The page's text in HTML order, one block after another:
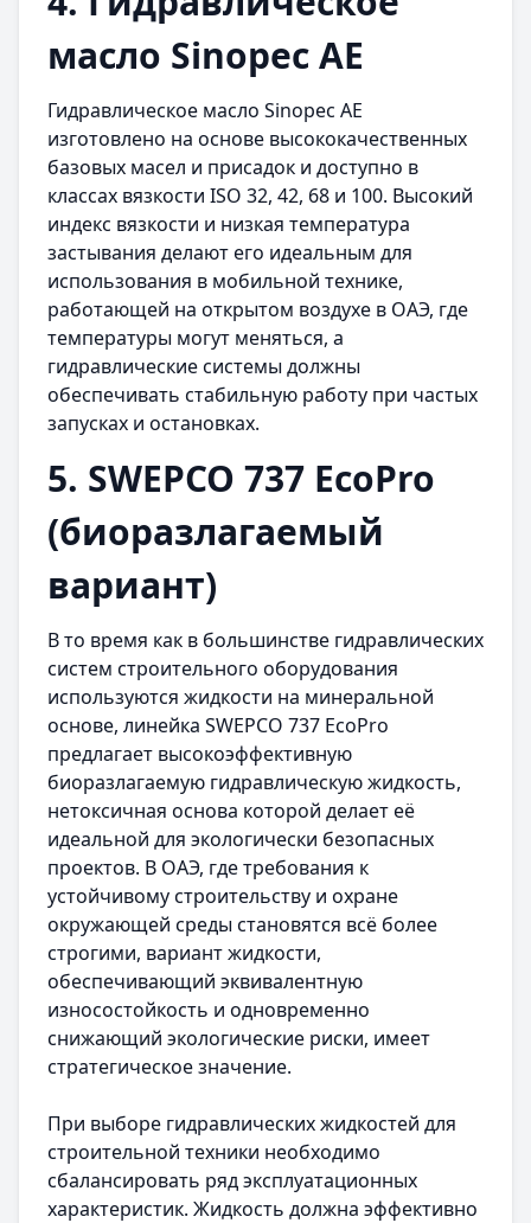
масло Sinopec AE
Гидравлическое масло Sinopec AE
изготовлено на основе высококачественных
базовых масел и присадок и доступно в
классах вязкости ISO 32, 42, 68 и 100. Высокий
индекс вязкости и низкая температура
застывания делают его идеальным для
использования в мобильной технике,
работающей на открытом воздухе в ОАЭ, где
температуры могут меняться, а
гидравлические системы должны
обеспечивать стабильную работу при частых
запусках и остановках.
5. SWEPCO 737 EcoPro
(биоразлагаемый
вариант)
В то время как в большинстве гидравлических
систем строительного оборудования
используются жидкости на минеральной
основе, линейка SWEPCO 737 EcoPro
предлагает высокоэффективную
биоразлагаемую гидравлическую жидкость,
нетоксичная основа которой делает её
идеальной для экологически безопасных
проектов. В ОАЭ, где требования к
устойчивому строительству и охране
окружающей среды становятся всё более
строгими, вариант жидкости,
обеспечивающий эквивалентную
износостойкость и одновременно
снижающий экологические риски, имеет
стратегическое значение.
При выборе гидравлических жидкостей для
строительной техники необходимо
сбалансировать ряд эксплуатационных
характеристик. Жидкость должна эффективно